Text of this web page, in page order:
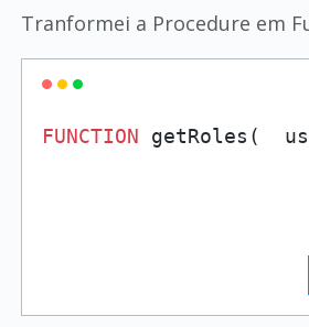
Tranformei a Procedure em
FUNCTION getRoles(